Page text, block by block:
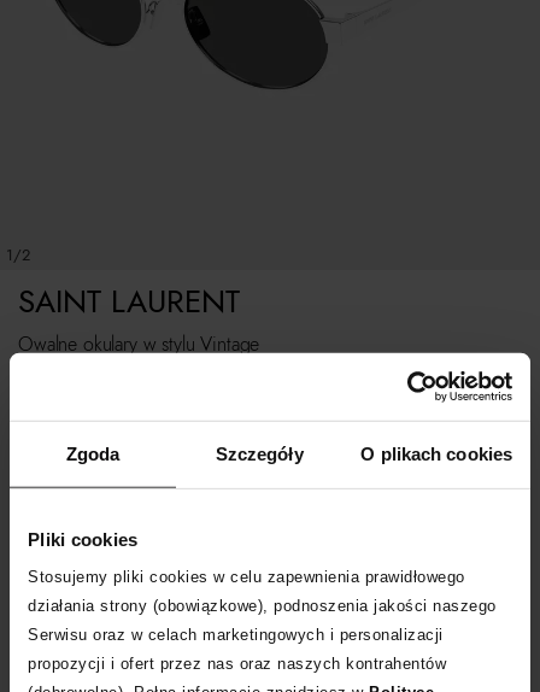
Zgoda Szczegóły O plikach cookies
Pliki cookies
Stosujemy pliki cookies w celu zapewnienia prawidłowego
działania strony (obowiązkowe), podnoszenia jakości naszego
Serwisu oraz w celach marketingowych i personalizacji
propozycji i ofert przez nas oraz naszych kontrahentów
1/2
Owalne okulary w stylu Vintage
SAINT LAURENT
Dostawa od 0 zł
14 dni na zwrot towaru